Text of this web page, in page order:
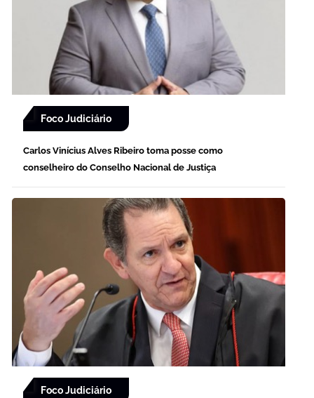
Foco Judiciário
Carlos Vinícius Alves Ribeiro toma posse como
conselheiro do Conselho Nacional de Justiça
Foco Judiciário